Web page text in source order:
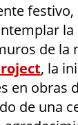
de la
, la
en obras
de una